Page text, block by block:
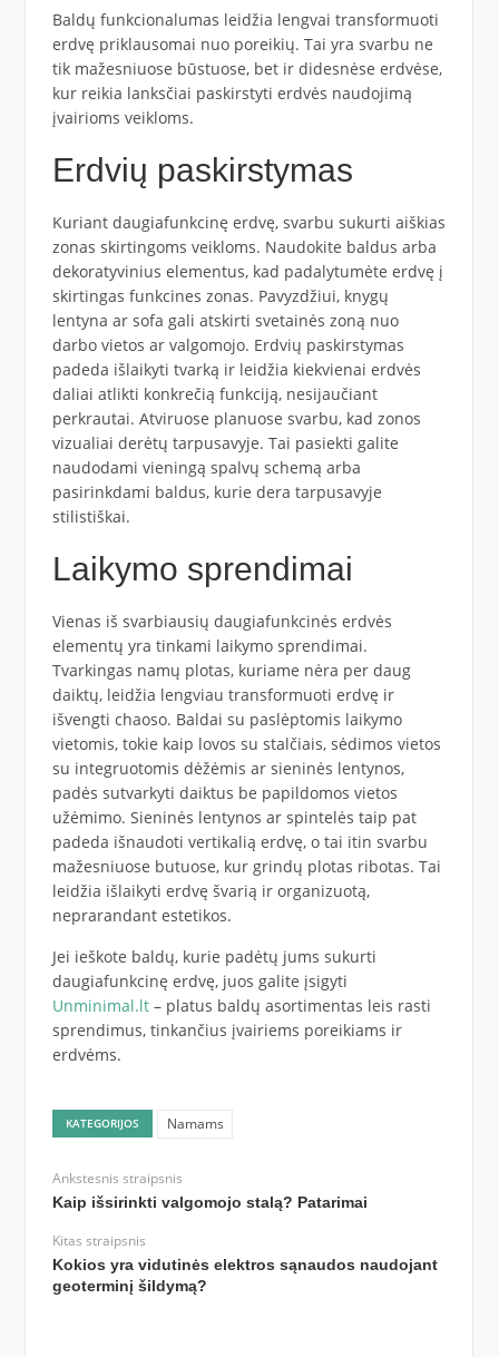
Baldų funkcionalumas leidžia lengvai transformuoti
erdvę priklausomai nuo poreikių. Tai yra svarbu ne
tik mažesniuose būstuose, bet ir didesnėse erdvėse,
kur reikia lanksčiai paskirstyti erdvės naudojimą
įvairioms veikloms.
Erdvių paskirstymas
Kuriant daugiafunkcinę erdvę, svarbu sukurti aiškias
zonas skirtingoms veikloms. Naudokite baldus arba
dekoratyvinius elementus, kad padalytumėte erdvę į
skirtingas funkcines zonas. Pavyzdžiui, knygų
lentyna ar sofa gali atskirti svetainės zoną nuo
darbo vietos ar valgomojo. Erdvių paskirstymas
padeda išlaikyti tvarką ir leidžia kiekvienai erdvės
daliai atlikti konkrečią funkciją, nesijaučiant
perkrautai. Atviruose planuose svarbu, kad zonos
vizualiai derėtų tarpusavyje. Tai pasiekti galite
naudodami vieningą spalvų schemą arba
pasirinkdami baldus, kurie dera tarpusavyje
stilistiškai.
Laikymo sprendimai
Vienas iš svarbiausių daugiafunkcinės erdvės
elementų yra tinkami laikymo sprendimai.
Tvarkingas namų plotas, kuriame nėra per daug
daiktų, leidžia lengviau transformuoti erdvę ir
išvengti chaoso. Baldai su paslėptomis laikymo
vietomis, tokie kaip lovos su stalčiais, sėdimos vietos
su integruotomis dėžėmis ar sieninės lentynos,
padės sutvarkyti daiktus be papildomos vietos
užėmimo. Sieninės lentynos ar spintelės taip pat
padeda išnaudoti vertikalią erdvę, o tai itin svarbu
mažesniuose butuose, kur grindų plotas ribotas. Tai
leidžia išlaikyti erdvę švarią ir organizuotą,
neprarandant estetikos.
Jei ieškote baldų, kurie padėtų jums sukurti
daugiafunkcinę erdvę, juos galite įsigyti
Unminimal.lt– platus baldų asortimentas leis rasti
sprendimus, tinkančius įvairiems poreikiams ir
erdvėms.
KATEGORIJOS Namams
Ankstesnis straipsnis
Kaip išsirinkti valgomojo stalą? Patarimai
Kitas straipsnis
Kokios yra vidutinės elektros sąnaudos naudojant
geoterminį šildymą?